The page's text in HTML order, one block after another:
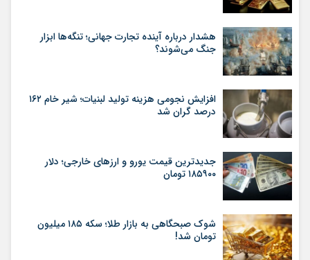
هشدار درباره آینده تجارت جهانی؛ تنگه‌ها ابزار
جنگ می‌شوند؟
افزایش نجومی هزینه تولید لبنیات؛ شیر خام ۱۶۲
درصد گران شد
جدیدترین قیمت یورو و ارزهای خارجی؛ دلار
۱۸۵۹۰۰ تومان
شوک صبحگاهی به بازار طلا؛ سکه ۱۸۵ میلیون
تومان شد!